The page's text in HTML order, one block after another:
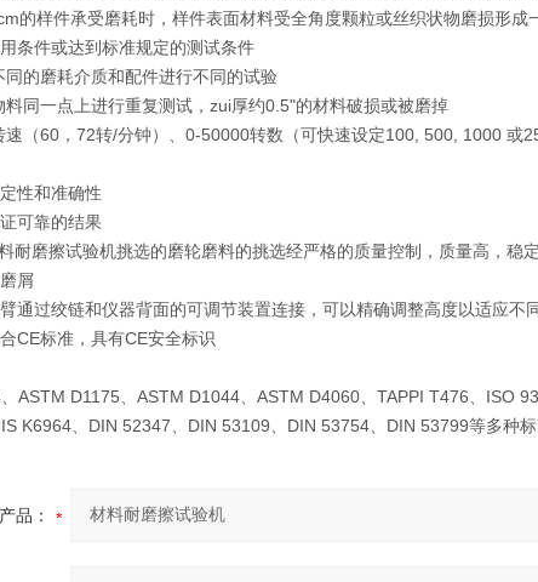
的样件承受磨耗时，样件表面材料受全角度颗粒或丝织状物磨损形成
条件或达到标准规定的测试条件
同的磨耗介质和配件进行不同的试验
料同一点上进行重复测试，zui厚约0.5"的材料破损或被磨掉
速（60，72转/分钟）、0-50000转数（可快速设定100, 500, 1000 或
性和准确性
可靠的结果
耐磨擦试验机挑选的磨轮磨料的挑选经严格的质量控制，质量高，稳
屑
通过绞链和仪器背面的可调节装置连接，可以精确调整高度以适应不
CE标准，具有CE安全标识
ASTM D1175、ASTM D1044、ASTM D4060、TAPPI T476、ISO
K6964、DIN 52347、DIN 53109、DIN 53754、DIN 53799等多种
产品：